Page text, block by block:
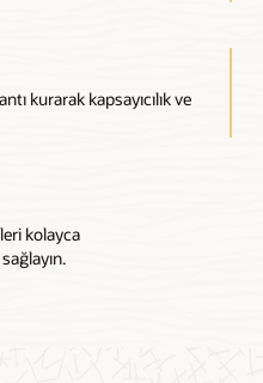
kurarak kapsayıcılık ve
kolayca